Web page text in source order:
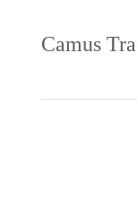
Camus